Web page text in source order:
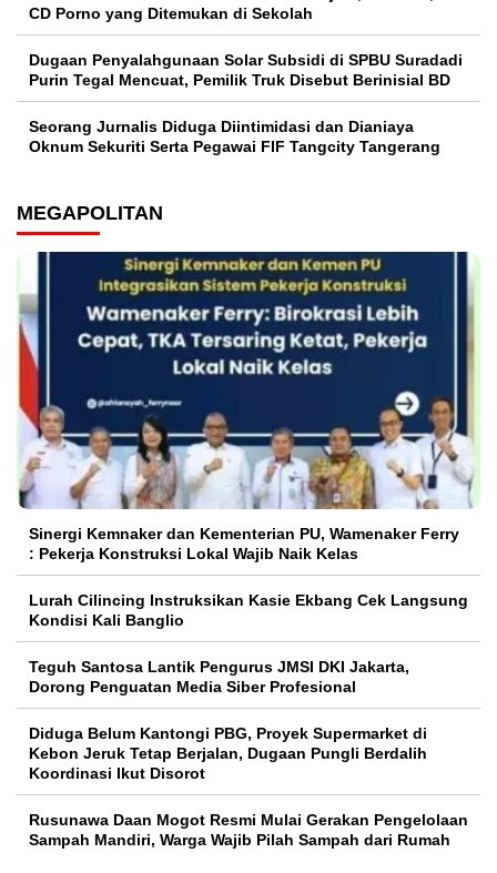
CD Porno yang Ditemukan di Sekolah
‎Dugaan Penyalahgunaan Solar Subsidi di SPBU Suradadi
Purin Tegal Mencuat, Pemilik Truk Disebut Berinisial BD
Seorang Jurnalis Diduga Diintimidasi dan Dianiaya
Oknum Sekuriti Serta Pegawai FIF Tangcity Tangerang
MEGAPOLITAN
Sinergi Kemnaker dan Kementerian PU, Wamenaker Ferry
: Pekerja Konstruksi Lokal Wajib Naik Kelas
Lurah Cilincing Instruksikan Kasie Ekbang Cek Langsung
Kondisi Kali Banglio
Teguh Santosa Lantik Pengurus JMSI DKI Jakarta,
Dorong Penguatan Media Siber Profesional
Diduga Belum Kantongi PBG, Proyek Supermarket di
Kebon Jeruk Tetap Berjalan, Dugaan Pungli Berdalih
Koordinasi Ikut Disorot
Rusunawa Daan Mogot Resmi Mulai Gerakan Pengelolaan
Sampah Mandiri, Warga Wajib Pilah Sampah dari Rumah